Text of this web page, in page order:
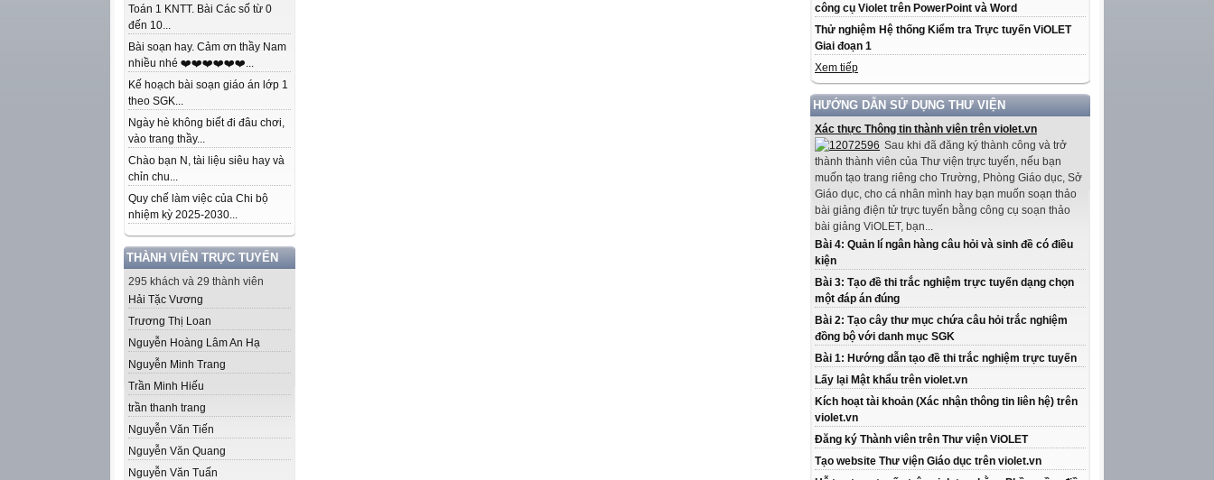
Toán 1 KNTT. Bài Các số từ 0
đến 10...
Bài soạn hay. Cảm ơn thầy Nam
nhiều nhé ❤️❤️❤️❤️❤️❤️...
Kế hoạch bài soạn giáo án lớp 1
theo SGK...
Ngày hè không biết đi đâu chơi,
vào trang thầy...
Chào bạn N, tài liệu siêu hay và
chỉn chu...
Quy chế làm việc của Chi bộ
nhiệm kỳ 2025-2030...
THÀNH VIÊN TRỰC TUYẾN
295 khách và 29 thành viên
Hải Tặc Vương
Trương Thị Loan
Nguyễn Hoàng Lâm An Hạ
Nguyễn Minh Trang
Trần Minh Hiếu
trần thanh trang
Nguyễn Văn Tiến
Nguyễn Văn Quang
Nguyễn Văn Tuấn
công cụ Violet trên PowerPoint và Word
Thử nghiệm Hệ thống Kiểm tra Trực tuyến ViOLET
Giai đoạn 1
Xem tiếp
HƯỚNG DẪN SỬ DỤNG THƯ VIỆN
Xác thực Thông tin thành viên trên violet.vn
Sau khi đã đăng ký thành công và trở
thành thành viên của Thư viện trực tuyến, nếu bạn
muốn tạo trang riêng cho Trường, Phòng Giáo dục, Sở
Giáo dục, cho cá nhân mình hay bạn muốn soạn thảo
bài giảng điện tử trực tuyến bằng công cụ soạn thảo
bài giảng ViOLET, bạn...
Bài 4: Quản lí ngân hàng câu hỏi và sinh đề có điều
kiện
Bài 3: Tạo đề thi trắc nghiệm trực tuyến dạng chọn
một đáp án đúng
Bài 2: Tạo cây thư mục chứa câu hỏi trắc nghiệm
đồng bộ với danh mục SGK
Bài 1: Hướng dẫn tạo đề thi trắc nghiệm trực tuyến
Lấy lại Mật khẩu trên violet.vn
Kích hoạt tài khoản (Xác nhận thông tin liên hệ) trên
violet.vn
Đăng ký Thành viên trên Thư viện ViOLET
Tạo website Thư viện Giáo dục trên violet.vn